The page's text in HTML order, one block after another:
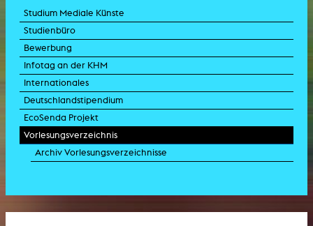
Studium Mediale Künste
Studienbüro
Bewerbung
Infotag an der KHM
Internationales
Deutschlandstipendium
EcoSenda Projekt
Vorlesungsverzeichnis
Archiv Vorlesungsverzeichnisse